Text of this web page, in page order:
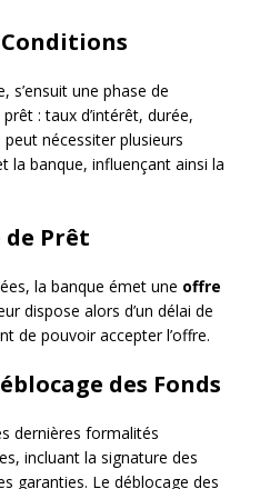
s’ensuit une phase de
: taux d’intérêt, durée,
nécessiter plusieurs
la banque, influençant ainsi la
de Prêt
la banque émet une offre
dispose alors d’un délai de
de pouvoir accepter l’offre.
des Fonds
dernières formalités
incluant la signature des
garanties. Le déblocage des